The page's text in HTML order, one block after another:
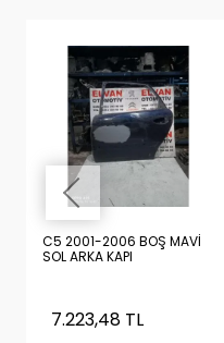
C5 2001-2006 BOŞ MAVİ
SOL ARKA KAPI
7.223,48 TL